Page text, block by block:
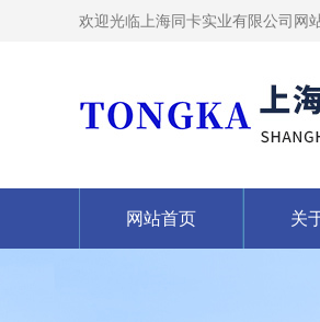
欢迎光临上海同卡实业有限公司网
网站首页 关